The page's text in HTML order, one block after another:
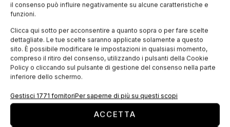
il consenso può influire negativamente su alcune caratteristiche e
funzioni.
Clicca qui sotto per acconsentire a quanto sopra o per fare scelte
dettagliate. Le tue scelte saranno applicate solamente a questo
sito. È possibile modificare le impostazioni in qualsiasi momento,
compreso il ritiro del consenso, utilizzando i pulsanti della Cookie
Policy o cliccando sul pulsante di gestione del consenso nella parte
inferiore dello schermo.
Gestisci 1771 fornitoriPer saperne di più su questi scopi
ACCETTA
Torna a ottobre l’appuntamento con il
poliestere
Poliesteri: sostenibilità e utilizzi tecnici”, organizzato da
AICTC, Associazione Italiana di Chimica Tessile e Coloristica